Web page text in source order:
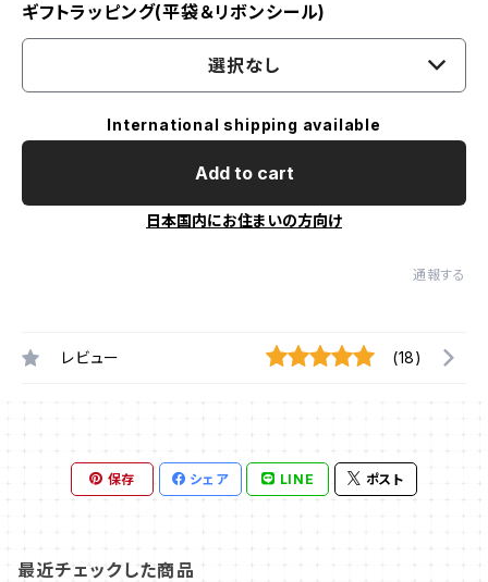
ギフトラッピング(平袋＆リボンシール)
選択なし
International shipping available
Add to cart
日本国内にお住まいの方向け
通報する
レビュー (18)
保存 シェア LINE ポスト
最近チェックした商品